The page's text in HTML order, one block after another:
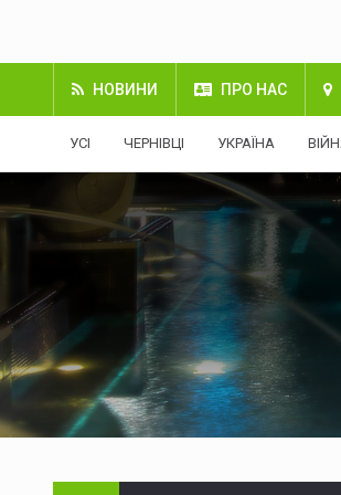
НОВИНИ ПРО НАС
УСІ ЧЕРНІВЦІ УКРАЇНА